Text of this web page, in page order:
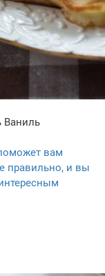
Ваниль
вам
правильно, и вы